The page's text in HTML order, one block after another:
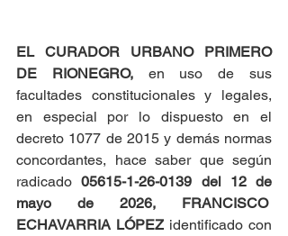
EL CURADOR URBANO PRIMERO
DE RIONEGRO, en uso de sus
facultades constitucionales y legales,
en especial por lo dispuesto en el
decreto 1077 de 2015 y demás normas
concordantes, hace saber que según
radicado 05615-1-26-0139 del
12 de
mayo de 2026,
FRANCISCO
ECHAVARRIA LÓPEZ identificado con